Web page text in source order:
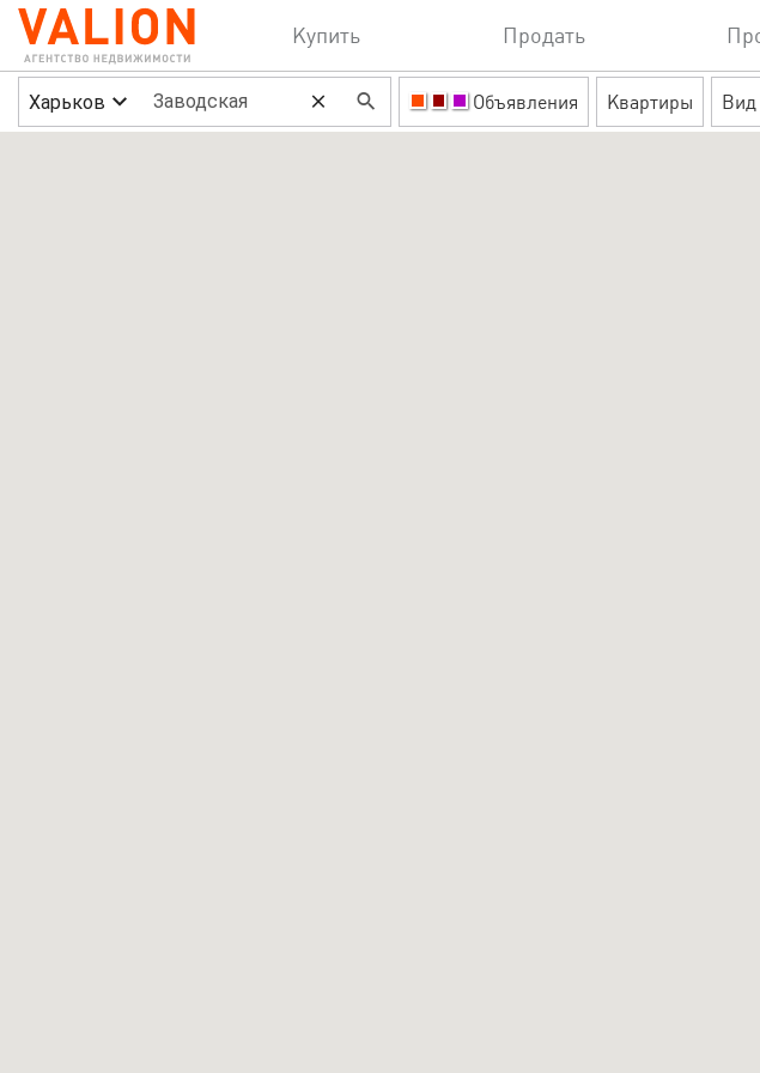
Купить Продать
Харьков Объявления Квартиры Вид